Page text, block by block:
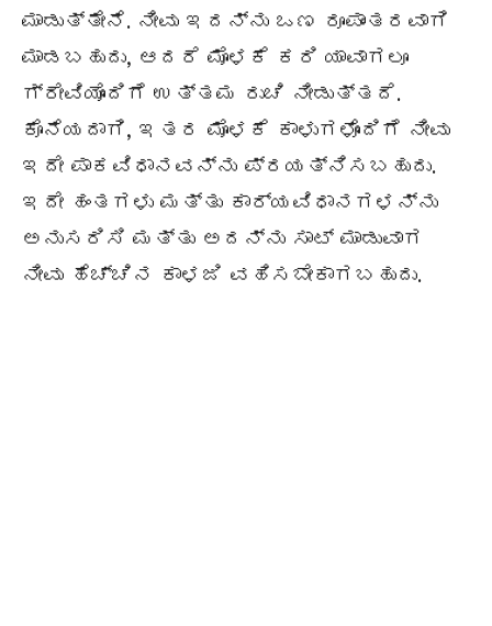
ಮಾಡುತ್ತೇನೆ. ನೀವು ಇದನ್ನು ಒಣ ರೂಪಾಂತರವಾಗಿ
ಮಾಡಬಹುದು, ಆದರೆ ಮೊಳಕೆ ಕರಿ ಯಾವಾಗಲೂ
ಗ್ರೇವಿಯೊಂದಿಗೆ ಉತ್ತಮ ರುಚಿ ನೀಡುತ್ತದೆ.
ಕೊನೆಯದಾಗಿ, ಇತರ ಮೊಳಕೆ ಕಾಳುಗಳೊಂದಿಗೆ ನೀವು
ಇದೇ ಪಾಕವಿಧಾನವನ್ನು ಪ್ರಯತ್ನಿಸಬಹುದು.
ಇದೇ ಹಂತಗಳು ಮತ್ತು ಕಾರ್ಯವಿಧಾನಗಳನ್ನು
ಅನುಸರಿಸಿ ಮತ್ತು ಅದನ್ನು ಸಾಟ್ ಮಾಡುವಾಗ
ನೀವು ಹೆಚ್ಚಿನ ಕಾಳಜಿ ವಹಿಸಬೇಕಾಗಬಹುದು.